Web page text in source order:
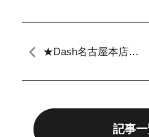
★Dash名古屋本店★
記事